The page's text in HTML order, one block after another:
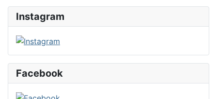
Instagram
Facebook